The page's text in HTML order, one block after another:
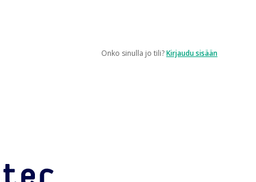
Onko sinulla jo tili?Kirjaudu sisään